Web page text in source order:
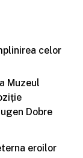
celor
Muzeul
Dobre
eroilor